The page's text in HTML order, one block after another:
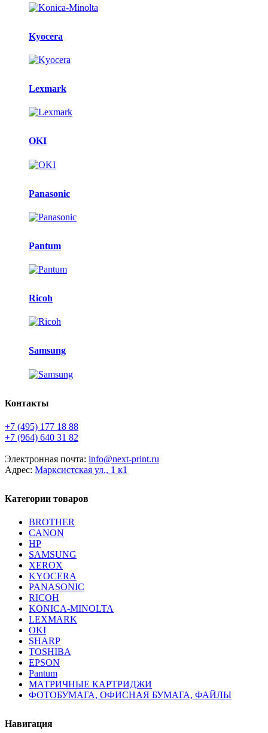
Kyocera
Lexmark
OKI
Panasonic
Pantum
Ricoh
Samsung
Контакты
+7 (495) 177 18 88
+7 (964) 640 31 82
Электронная почта: info@next-print.ru
Адрес: Марксистская ул., 1 к1
Категории товаров
BROTHER
CANON
HP
SAMSUNG
XEROX
KYOCERA
PANASONIC
RICOH
KONICA-MINOLTA
LEXMARK
OKI
SHARP
TOSHIBA
EPSON
Pantum
МАТРИЧНЫЕ КАРТРИДЖИ
ФОТОБУМАГА, ОФИСНАЯ БУМАГА, ФАЙЛЫ
Навигация